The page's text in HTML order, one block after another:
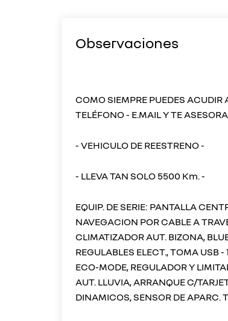
Observaciones
COMO SIEMPRE PUEDES
TELÉFONO - E.MAIL Y TE
- VEHICULO DE REESTRENO -
- LLEVA TAN SOLO 5500 Km. -
EQUIP. DE SERIE: PANTALLA
NAVEGACION POR CABLE A
CLIMATIZADOR AUT. BIZONA,
REGULABLES ELECT., TOMA USB
ECO-MODE, REGULADOR Y
AUT. LLUVIA, ARRANQUE C/
DINAMICOS, SENSOR DE APARC.